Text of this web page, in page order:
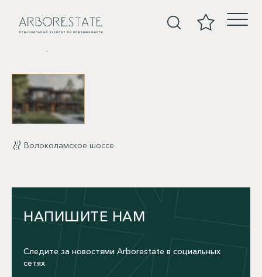
Волоколамское шоссе
НАПИШИТЕ НАМ
Следите за новостями Arborestate в социальных
сетях